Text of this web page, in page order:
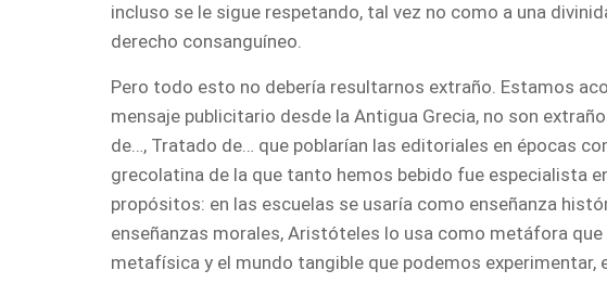
incluso se le sigue respetando, tal vez no como a una
derecho consanguíneo.
Pero todo esto no debería resultarnos extraño. Estamos
mensaje publicitario desde la Antigua Grecia, no son
de…, Tratado de… que poblarían las editoriales en épocas
grecolatina de la que tanto hemos bebido fue especialista
propósitos: en las escuelas se usaría como enseñanza
enseñanzas morales, Aristóteles lo usa como metáfora
metafísica y el mundo tangible que podemos experimentar,